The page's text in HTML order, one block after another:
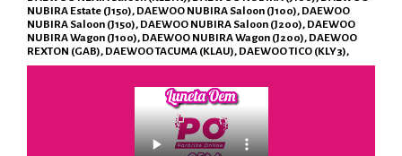
NUBIRA Estate (J150), DAEWOO NUBIRA Saloon (J100), DAEWOO
NUBIRA Saloon (J150), DAEWOO NUBIRA Saloon (J200), DAEWOO
NUBIRA Wagon (J100), DAEWOO NUBIRA Wagon (J200), DAEWOO
REXTON (GAB), DAEWOO TACUMA (KLAU), DAEWOO TICO (KLY3),